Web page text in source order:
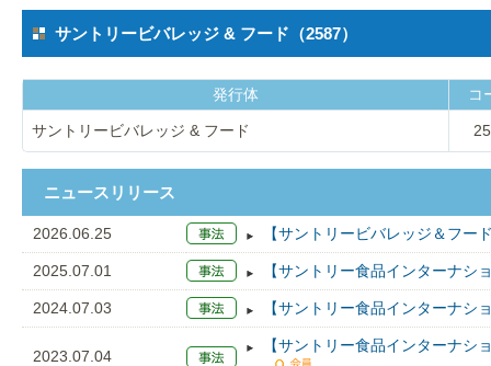
サントリービバレッジ & フード（2587）
発行体 コ
サントリービバレッジ & フード
ニュースリリース
2026.06.25 【サントリービバレッジ＆フー
2025.07.01 【サントリー食品インターナシ
2024.07.03 【サントリー食品インターナシ
2023.07.04
【サントリー食品インターナ